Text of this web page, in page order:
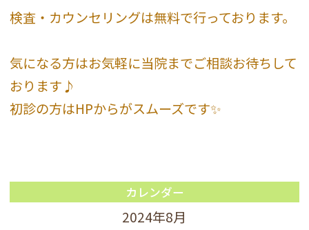
検査・カウンセリングは無料で行っております。
気になる方はお気軽に当院までご相談お待ちして
おります♪
初診の方はHPからがスムーズです✨
カレンダー
2024年8月